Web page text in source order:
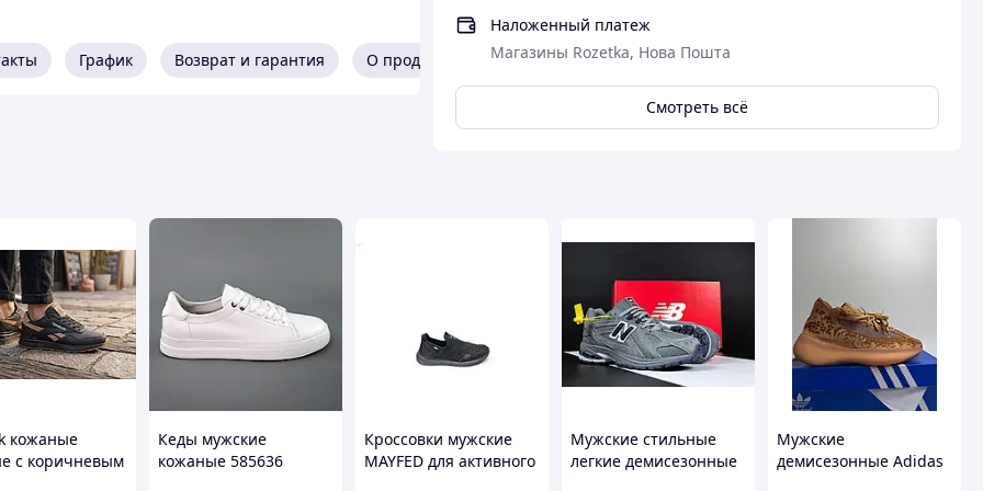
Наложенный платеж
Магазины Rozetka, Нова Пошта
Смотреть всё
График Возврат и гарантия О продавце
кожаные
с коричневым
Кеды мужские
кожаные 585636
Кроссовки мужские
MAYFED для активного
Мужские стильные
легкие демисезонные
Мужские
демисезонные Adidas